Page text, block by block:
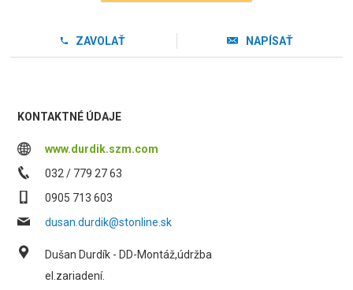
ZAVOLAŤ NAPÍSAŤ
KONTAKTNÉ ÚDAJE
www.durdik.szm.com
032 / 779 27 63
0905 713 603
dusan.durdik@stonline.sk
Dušan Durdík - DD-Montáž,údržba
el.zariadení.